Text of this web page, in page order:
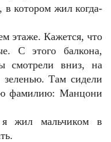
котором жил когда-
этаже. Кажется, что
С этого балкона,
смотрели вниз, на
зеленью. Там сидели
фамилию: Манцони
я жил мальчиком в